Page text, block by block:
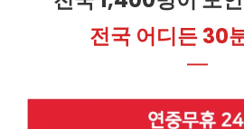
전국 어디든 30